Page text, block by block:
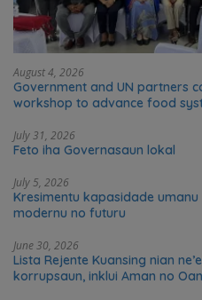
August 4, 2026
Government and UN partners
workshop to advance food
July 31, 2026
Feto iha Governasaun lokal
July 5, 2026
Kresimentu kapasidade
modernu no futuru
June 30, 2026
Lista Rejente Kuansing nian
korrupsaun, inklui Aman no Oan